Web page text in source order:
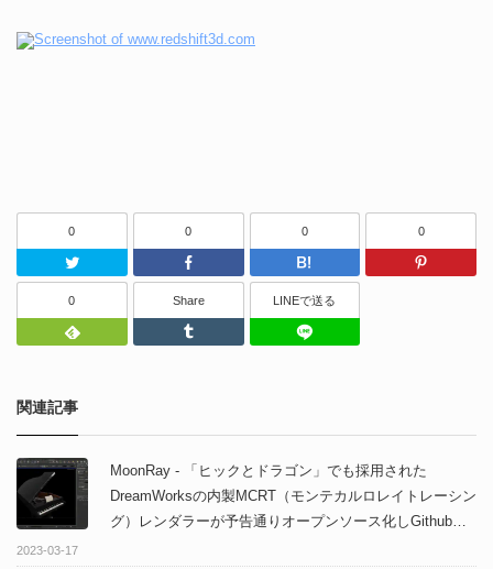
0
Twitter
0
Facebook
0
はてなブッ
0
0
Feedly
Share
Tumblr
LINEで送る
関連記事
MoonRay - 「ヒックとドラゴン」でも採用された
DreamWorksの内製MCRT（モンテカルロレイトレーシン
グ）レンダラーが予告通りオープンソース化しGithubに
2023-03-17